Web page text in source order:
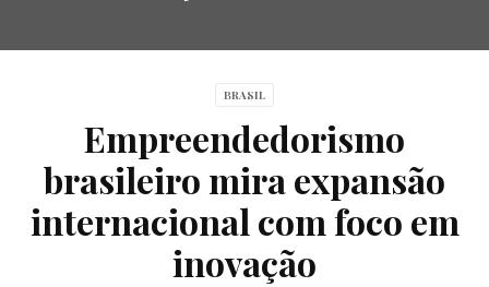
BRASIL
Empreendedorismo
brasileiro mira expansão
internacional com foco em
inovação